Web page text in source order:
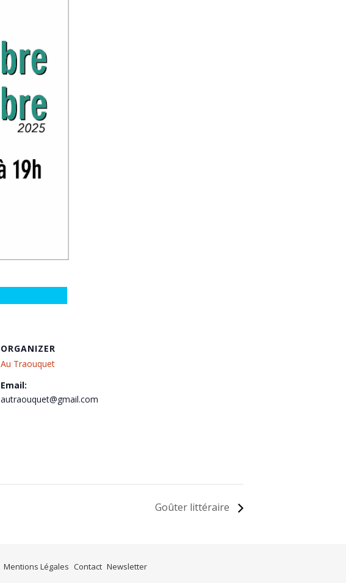
ORGANIZER
Au Traouquet
Email:
autraouquet@gmail.com
Goûter littéraire
Mentions Légales Contact Newsletter